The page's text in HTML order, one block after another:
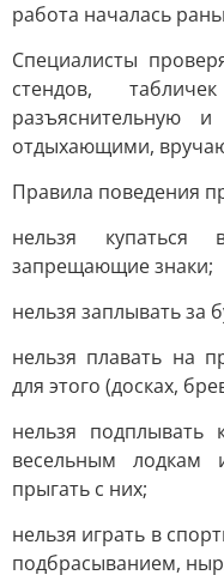
работа началась
Специалисты
стендов,
разъяснительную
отдыхающими,
Правила поведения
нельзя купаться
запрещающие знаки;
нельзя заплывать за
нельзя плавать на
для этого (досках,
нельзя
весельным лодкам
прыгать с них;
нельзя играть в
подбрасыванием,